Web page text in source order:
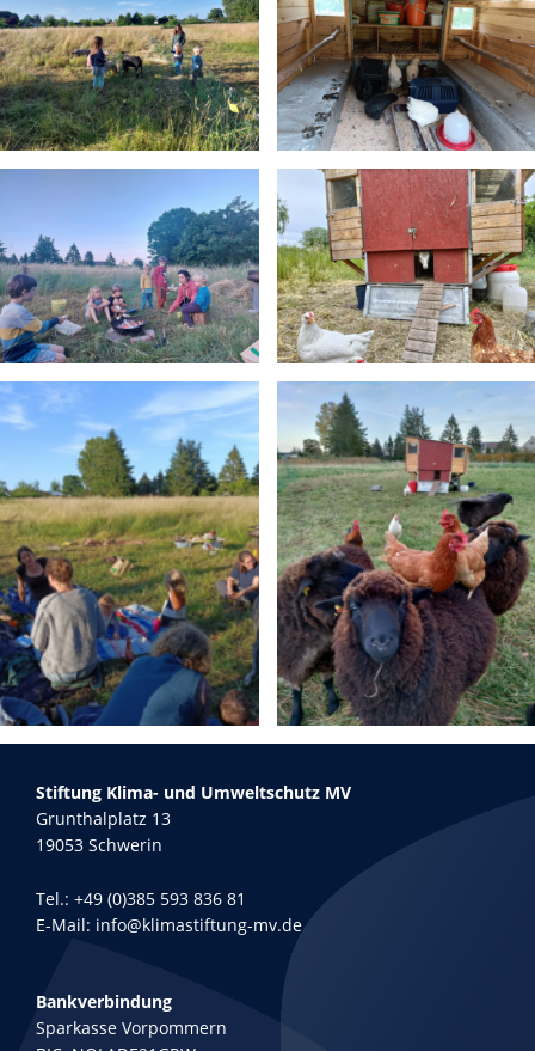
Stiftung Klima- und Umweltschutz MV
Grunthalplatz 13
19053 Schwerin
Tel.: +49 (0)385 593 836 81
E-Mail: info@klimastiftung-mv.de
Bankverbindung
Sparkasse Vorpommern